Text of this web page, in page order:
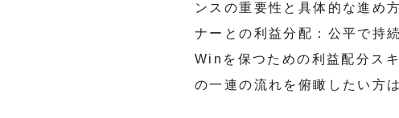
ンスの重要性と具体的な進め
ナーとの利益分配：公平で持
Winを保つための利益配分ス
の一連の流れを俯瞰したい方